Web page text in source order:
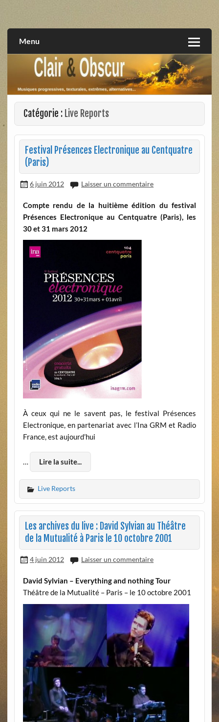
extrêmes, alternatives, texturales
Menu
Catégorie : Live Reports
Festival Présences Electronique au Centquatre
(Paris)
6 juin 2012 Laisser un commentaire
Compte rendu de la huitième édition du festival
Présences Electronique au Centquatre (Paris), les
30 et 31 mars 2012
À ceux qui ne le savent pas, le festival Présences
Electronique, en partenariat avec l’Ina GRM et Radio
France, est aujourd’hui
… Lire la suite...
Live Reports
Les archives du live : David Sylvian au Théâtre
de la Mutualité à Paris le 10 octobre 2001
4 juin 2012 Laisser un commentaire
David Sylvian – Everything and nothing Tour
Théâtre de la Mutualité – Paris – le 10 octobre 2001